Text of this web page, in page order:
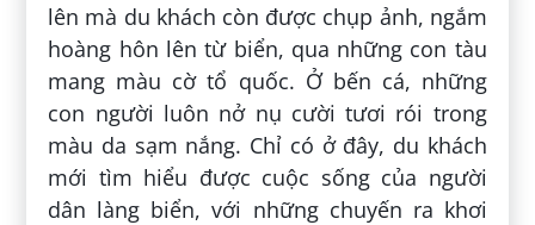
lên mà du khách còn được chụp ảnh, ngắm
hoàng hôn lên từ biển, qua những con tàu
mang màu cờ tổ quốc. Ở bến cá, những
con người luôn nở nụ cười tươi rói trong
màu da sạm nắng. Chỉ có ở đây, du khách
mới tìm hiểu được cuộc sống của người
dân làng biển, với những chuyến ra khơi